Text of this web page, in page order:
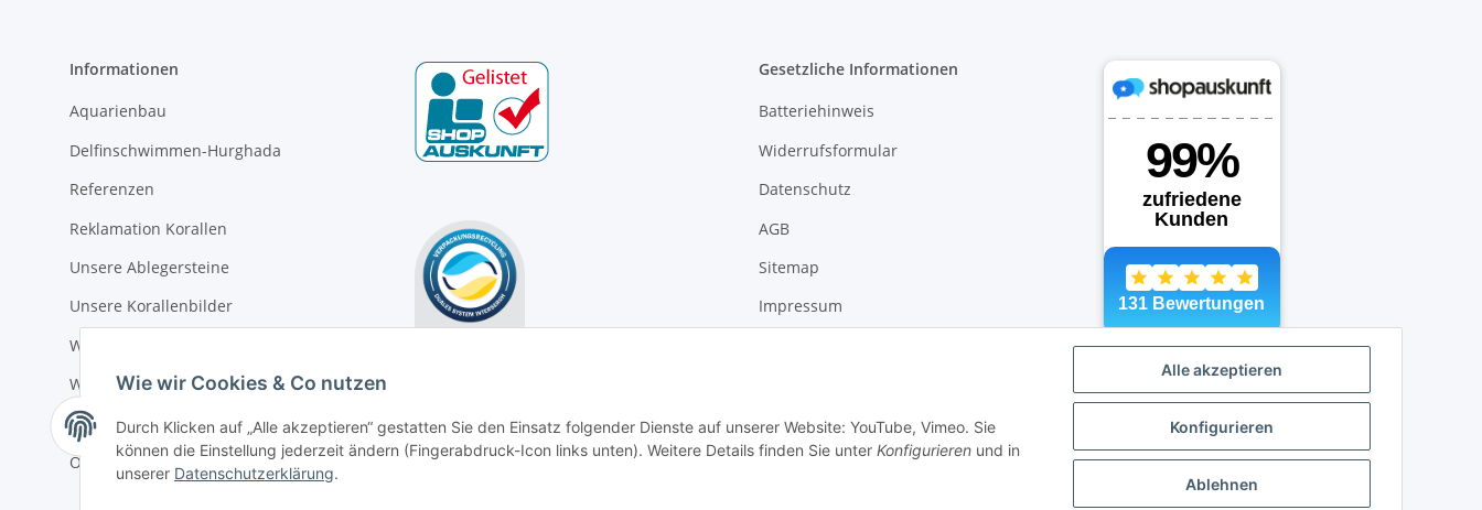
Informationen
Aquarienbau
Delfinschwimmen-Hurghada
Referenzen
Reklamation Korallen
Unsere Ablegersteine
Unsere Korallenbilder
Warum ist Lebendtierversand so teuer ?
Wir über uns
Zahlung und Versand
Öffnungszeiten
Gesetzliche Informationen
Batteriehinweis
Widerrufsformular
Datenschutz
AGB
Sitemap
Impressum
Wie wir Cookies & Co nutzen
Durch Klicken auf „Alle akzeptieren“ gestatten Sie den Einsatz folgender Dienste auf unserer Website: YouTube, Vimeo. Sie
können die Einstellung jederzeit ändern (Fingerabdruck-Icon links unten). Weitere Details finden Sie unter Konfigurieren und in
unserer Datenschutzerklärung.
Alle akzeptieren
Konfigurieren
Ablehnen